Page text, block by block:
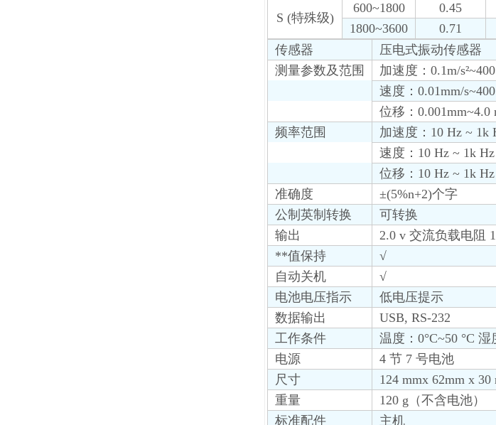
S (特殊级)
600~1800 0.45
1800~3600
0.71
传感器
压电式振动传感器
测量参数及范围
加速度：0.1m/
速度：0.01mm/
位移：
频率范围
加速度：10 Hz ~ 1k
速度：10 Hz ~ 1k Hz
位移：10 Hz ~ 1k Hz
准确度
±(5%n+2)个字
公制英制转换
可转换
输出
2.0 v 交流负载电阻
**值保持
√
自动关机
√
电池电压指示
低电压提示
数据输出
USB, RS-232
工作条件
温度：0°C~50 °C
电源
4 节 7 号电池
尺寸
124 mmx 62mm x 30
重量
120 g（不含电池）
标准配件
主机